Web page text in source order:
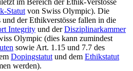
im Bereich der Ethik-Verstösse
Statut von Swiss Olympic). Die
der Ethikverstösse fallen in die
Integrity und derDisziplinarkammer
Olympic (dies kann zumindest
sowie Art. 1.15 und 7.7 des
Dopingstatut und dem Ethikstatut
werden).